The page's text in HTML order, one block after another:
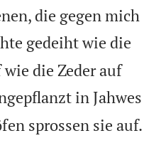
die gegen mich
gedeiht wie die
die Zeder auf
in Jahwes
sprossen sie auf.